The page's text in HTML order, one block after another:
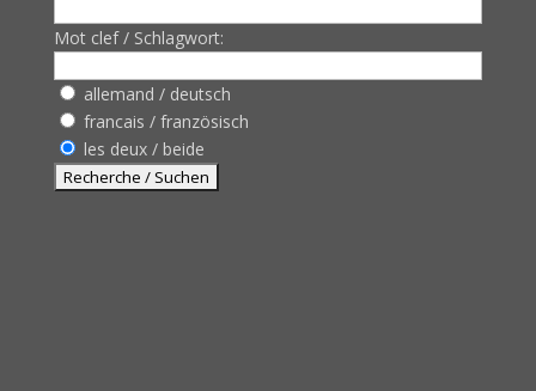
Mot clef / Schlagwort:
allemand / deutsch
francais / französisch
les deux / beide